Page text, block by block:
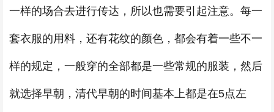
一样的场合去进行传达，所以也需要引起注意。每一
套衣服的用料，还有花纹的颜色，都会有着一些不一
样的规定，一般穿的全部都是一些常规的服装，然后
就选择早朝，清代早朝的时间基本上都是在5点左